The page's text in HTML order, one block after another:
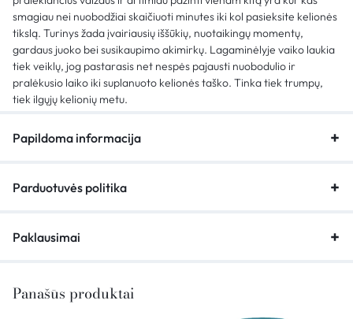
smagiau nei nuobodžiai skaičiuoti minutes iki kol pasieksite kelionės
tikslą. Turinys žada įvairiausių iššūkių, nuotaikingų momentų,
gardaus juoko bei susikaupimo akimirkų. Lagaminėlyje vaiko laukia
tiek veiklų, jog pastarasis net nespės pajausti nuobodulio ir
pralėkusio laiko iki suplanuoto kelionės taško. Tinka tiek trumpų,
tiek ilgųjų kelionių metu.
Papildoma informacija
Parduotuvės politika
Paklausimai
Panašūs produktai